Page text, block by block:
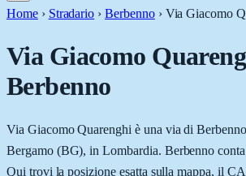
Home › Stradario › Berbenno › Via Giacomo
Via Giacomo
Berbenno
Via Giacomo Quarenghi è una via di
Bergamo (BG), in Lombardia. Berbenno
Qui trovi la posizione esatta sulla mappa, il